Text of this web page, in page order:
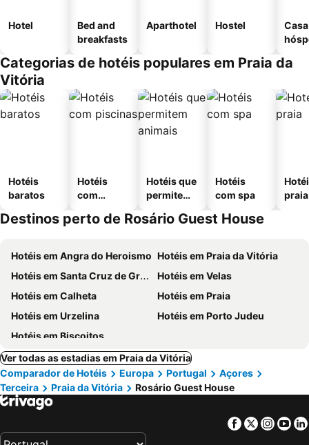
Hotel
Bed and
breakfasts
Aparthotel Hostel
Categorias de hotéis populares em Praia da
Vitória
Hotéis
baratos
Hotéis
com
Hotéis que
permitem
Hotéis
com spa
praia
Destinos perto de Rosário Guest House
Hotéis em Angra do Heroismo Hotéis em Praia da Vitória
Hotéis em Santa Cruz de Graciosa
Hotéis em Velas
Hotéis em Calheta
Hotéis em Praia
Hotéis em Urzelina
Hotéis em Porto Judeu
Hotéis em Biscoitos
Ver todas as estadias em Praia da Vitória
Comparador de Hotéis
Europa Portugal
Açores
Terceira
Praia da Vitória Rosário Guest House
Facebook
Twitter